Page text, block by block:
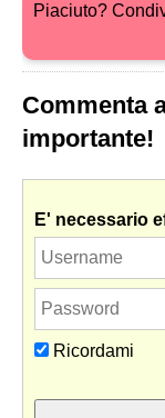
Piaciuto?
Commenta
importante!
E' necessario
Ricordami